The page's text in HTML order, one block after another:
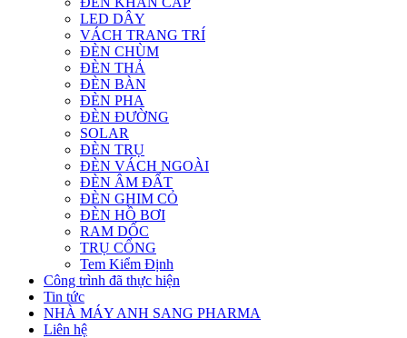
LED DÂY
VÁCH TRANG TRÍ
ĐÈN CHÙM
ĐÈN THẢ
ĐÈN BÀN
ĐÈN PHA
ĐÈN ĐƯỜNG
SOLAR
ĐÈN TRỤ
ĐÈN VÁCH NGOÀI
ĐÈN ÂM ĐẤT
ĐÈN GHIM CỎ
ĐÈN HỒ BƠI
RAM DỐC
TRỤ CỔNG
Tem Kiểm Định
Công trình đã thực hiện
Tin tức
NHÀ MÁY ANH SANG PHARMA
Liên hệ